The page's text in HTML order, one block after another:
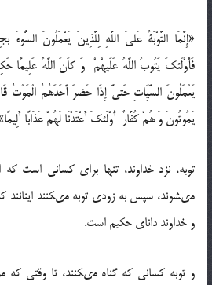
«إِنَّمَا التَّوْبَةُ عَلىَ اللَّهِ لِلَّذِینَ یَعْمَلُونَ
فَأُوْلَئكَ یَتُوبُ اللَّهُ عَلَیهْمْ وَ كاَنَ اللَّهُ عَلِیمًا
یَعْمَلُونَ السَّیِّاتِ حَتىَّ إِذَا حَضرَ أَحَدَهُمُ الْمَوْتُ
یَمُوتُونَ وَ هُمْ كُفَّارٌ أُوْلَئكَ أَعْتَدْنَا لَهُمْ عَذَابًا
توبه، نزد خداوند، تنها براى كسانى است
مى‏شوند، سپس به زودى توبه مى‏كنند اینانند
و خداوند داناى حكیم است.
و توبه كسانى كه گناه مى‏كنند، تا وقتى كه